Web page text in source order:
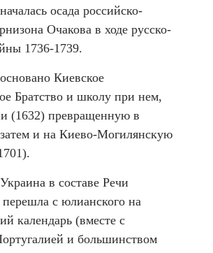
осада российско-
Очакова в ходе русско-
1736-1739.
Киевское
Братство и школу при нем,
(1632) превращенную в
и на Киево-Могилянскую
в составе Речи
с юлианского на
календарь (вместе с
и большинством